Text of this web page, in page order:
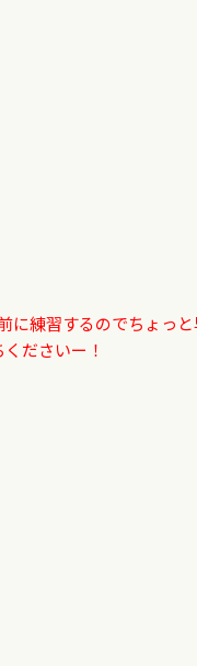
に練習するのでちょっ
ださいー！